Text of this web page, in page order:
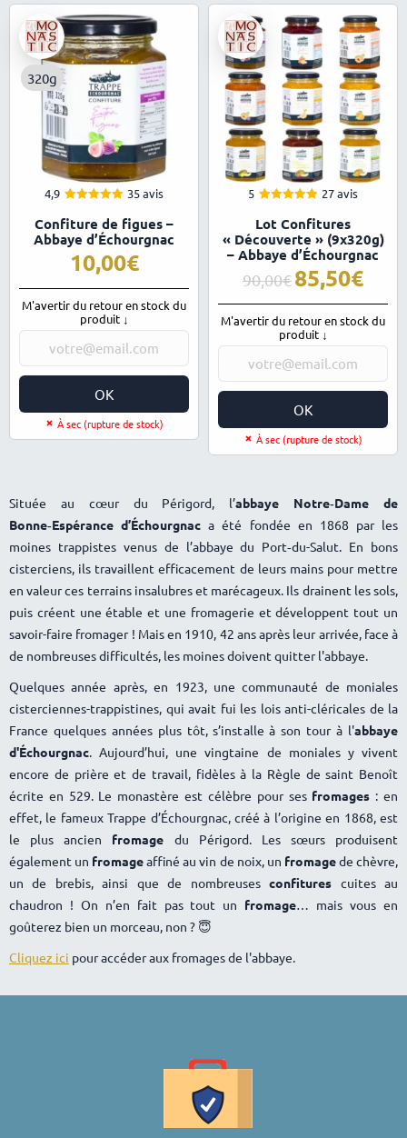
320g
4,9
sur 5
35 avis
Confiture de figues –
Abbaye d’Échourgnac
10,00
M'avertir du retour en stock du
produit ↓
OK
À sec (rupture de stock)
5
sur 5
27 avis
Lot Confitures
« Découverte » (9x320g)
– Abbaye d’Échourgnac
90,00
Le
initial
était :
90,00€.
85,50
actuel
est :
85,50€.
M'avertir du retour en stock du
produit ↓
OK
À sec (rupture de stock)
Située au cœur du Périgord, l’abbaye Notre‑Dame de
Bonne‑Espérance d’Échourgnac a été fondée en 1868 par les
moines trappistes venus de l’abbaye du Port‑du-Salut. En bons
cisterciens, ils travaillent efficacement de leurs mains pour mettre
en valeur ces terrains insalubres et marécageux. Ils drainent les sols,
puis créent une étable et une fromagerie et développent tout un
savoir-faire fromager ! Mais en 1910, 42 ans après leur arrivée, face à
de nombreuses difficultés, les moines doivent quitter l'abbaye.
Quelques année après, en 1923, une communauté de moniales
cisterciennes-trappistines, qui avait fui les lois anti-cléricales de la
France quelques années plus tôt, s’installe à son tour à l'abbaye
d'Échourgnac. Aujourd’hui, une vingtaine de moniales y vivent
encore de prière et de travail, fidèles à la Règle de saint Benoît
écrite en 529. Le monastère est célèbre pour ses fromages : en
effet, le fameux Trappe d’Échourgnac, créé à l’origine en 1868, est
le plus ancien fromage du Périgord. Les sœurs produisent
également un fromageaffiné au vin de noix, un fromagede chèvre,
un de brebis, ainsi que de nombreusesconfitures cuites au
chaudron ! On n’en fait pas tout un fromagemais vous en
goûterez bien un morceau, non ? 😇
Cliquez ici pour accéder aux fromages de l'abbaye.